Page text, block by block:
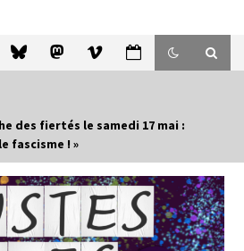
des fiertés le samedi 17 mai :
fascisme ! »